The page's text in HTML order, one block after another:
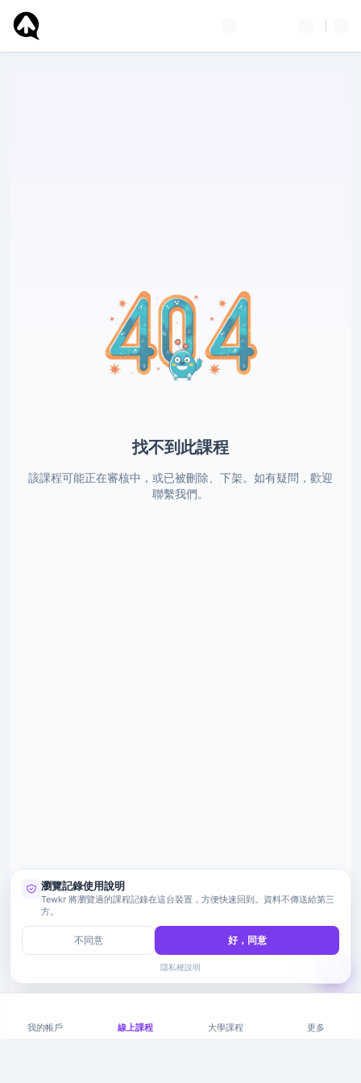
找不到此課程
該課程可能正在審核中，或已被刪除、下架。如有疑問，歡迎
聯繫我們。
我的帳戶 線上課程 大學課程 更多
瀏覽記錄使用說明
Tewkr 將瀏覽過的課程記錄在這台裝置，方便快速回到。資料不傳送給第三
方。
不同意 好，同意
隱私權說明